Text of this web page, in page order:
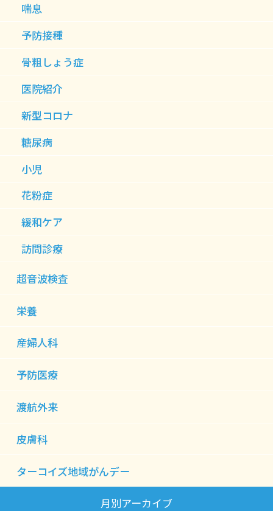
喘息
予防接種
骨粗しょう症
医院紹介
新型コロナ
糖尿病
小児
花粉症
緩和ケア
訪問診療
超音波検査
栄養
産婦人科
予防医療
渡航外来
皮膚科
ターコイズ地域がんデー
月別アーカイブ